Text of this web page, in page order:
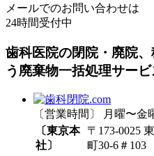
メールでのお問い合わせは
24時間受付中
歯科医院の閉院・廃院
う廃棄物一括処理サービ
〔営業時間〕 月曜〜金
〔東京本
社〕
〒173-0025
町30-6＃103